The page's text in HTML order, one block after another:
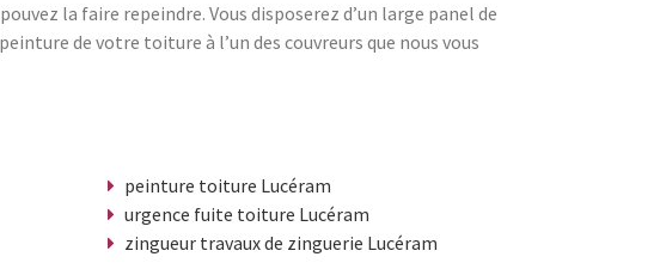
la faire repeindre. Vous disposerez d’un large panel de
de votre toiture à l’un des couvreurs que nous vous
peinture toiture Lucéram
urgence fuite toiture Lucéram
zingueur travaux de zinguerie Lucéram